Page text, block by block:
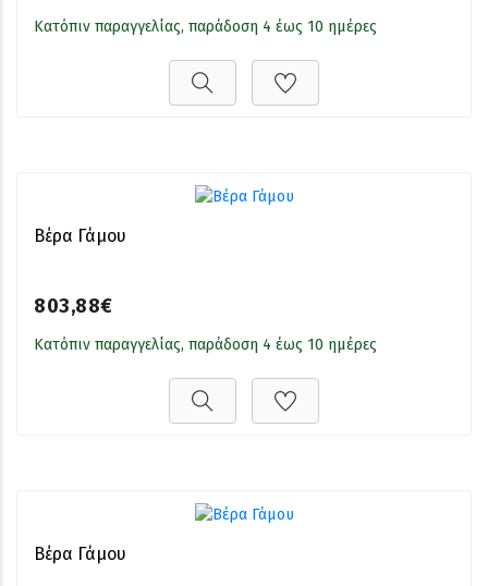
Κατόπιν παραγγελίας, παράδοση 4 έως 10 ημέρες
Βέρα Γάμου
803,88€
Κατόπιν παραγγελίας, παράδοση 4 έως 10 ημέρες
Βέρα Γάμου